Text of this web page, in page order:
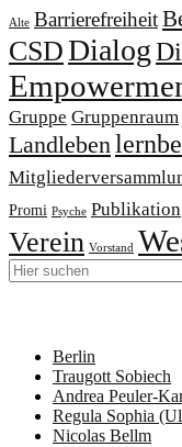
Alte Barrierefreiheit
CSDDialog
Gruppe Gruppenraum
Landleben
Promi Psyche Publikation
Verein Vorstand
Berlin
Traugott Sobiech
Andrea Peuler-
Regula Sophia
Nicolas Bellm